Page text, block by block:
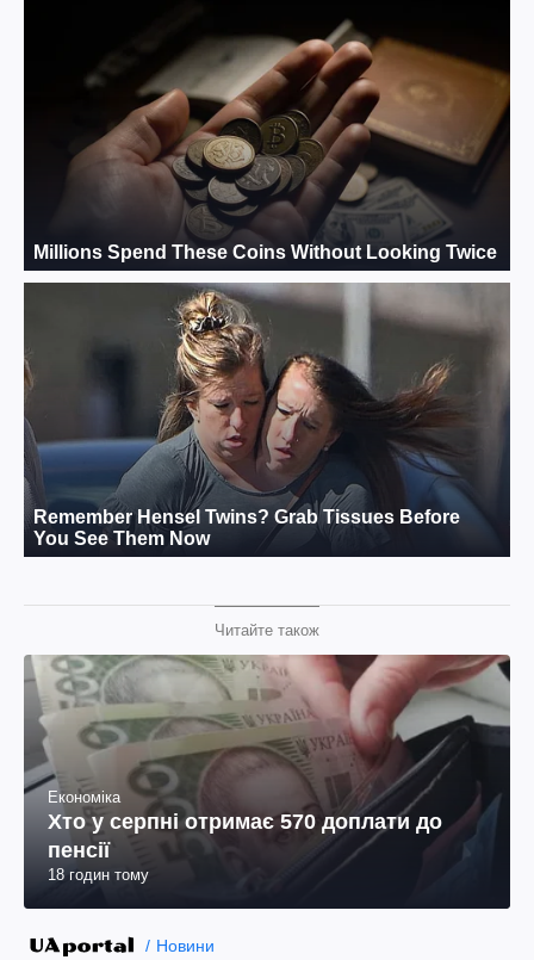
Читайте також
Економіка
Хто у серпні отримає 570 доплати до
пенсії
18 годин тому
Новини